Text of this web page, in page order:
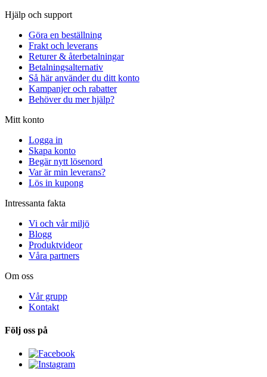
Hjälp och support
Göra en beställning
Frakt och leverans
Returer & återbetalningar
Betalningsalternativ
Så här använder du ditt konto
Kampanjer och rabatter
Behöver du mer hjälp?
Mitt konto
Logga in
Skapa konto
Begär nytt lösenord
Var är min leverans?
Lös in kupong
Intressanta fakta
Vi och vår miljö
Blogg
Produktvideor
Våra partners
Om oss
Vår grupp
Kontakt
Följ oss på